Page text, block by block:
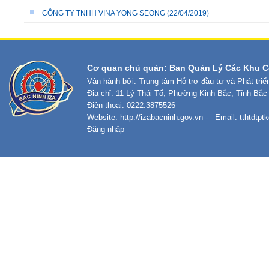
CÔNG TY TNHH VINA YONG SEONG (22/04/2019)
Cơ quan chủ quản: Ban Quản Lý Các Khu
Vận hành bởi: Trung tâm Hỗ trợ đầu tư và Phát
Địa chỉ: 11 Lý Thái Tổ, Phường Kinh Bắc, Tỉnh Bắc
Điện thoại: 0222.3875526
Website: http://izabacninh.gov.vn - - Email:
Đăng nhập